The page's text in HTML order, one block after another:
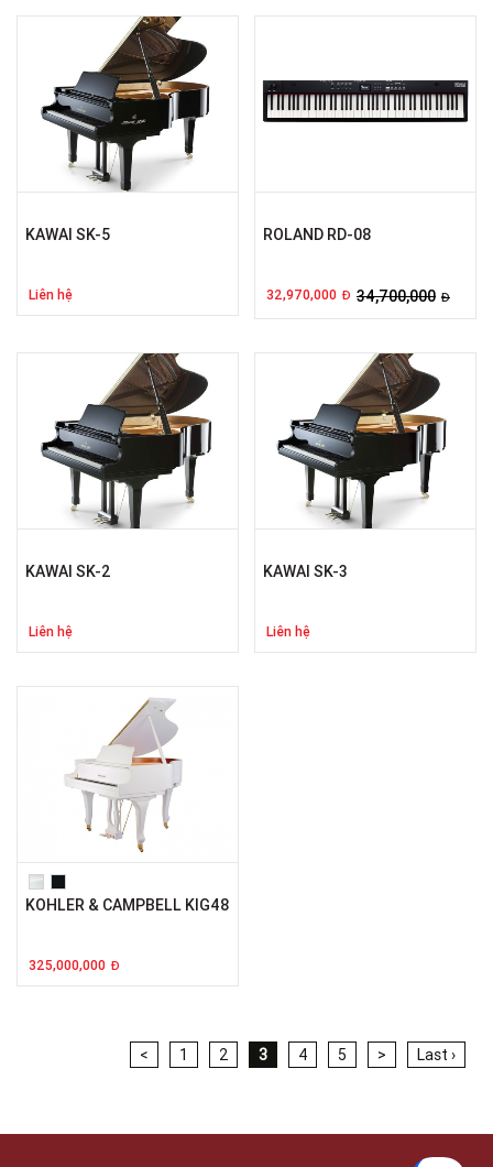
KAWAI SK-5
Liên hệ
ROLAND RD-08
32,970,000 Đ 34,700,000 Đ
KAWAI SK-2
Liên hệ
KAWAI SK-3
Liên hệ
KOHLER & CAMPBELL KIG48
325,000,000 Đ
< 1 2 3 4 5 > Last ›